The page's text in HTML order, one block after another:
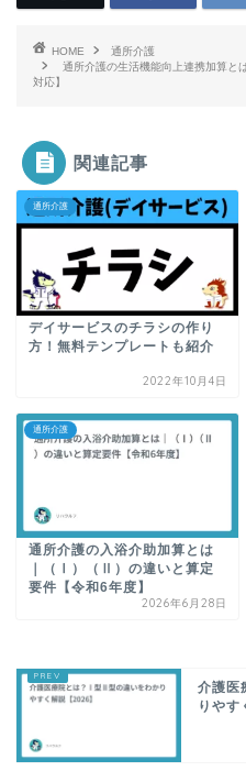
HOME
通所介護
通所介護の生活機能向上連携加算と
対応】
関連記事
通所介護
デイサービスのチラシの作り
方！無料テンプレートも紹介
2022年10月4日
通所介護
通所介護の入浴介助加算とは
｜（Ⅰ）（Ⅱ）の違いと算定
要件【令和6年度】
2026年6月28日
介護医
りやす